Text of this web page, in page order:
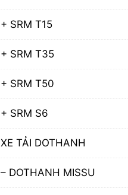
+ SRM T15
+ SRM T35
+ SRM T50
+ SRM S6
XE TẢI DOTHANH
– DOTHANH MISSU